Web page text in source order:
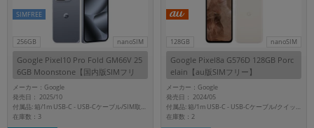
256GB nanoSIM
SIMFREE
Google Pixel10 Pro Fold GM66V 25
6GB Moonstone【国内版SIMフリ
ー】
メーカー：Google
発売日： 2025/10
付属品: 箱/1m USB-C - USB-Cケーブル/SIM取り出しツール/マニュアル
在庫数：3
128GB nanoSIM
Google Pixel8a G576D 128GB Porc
elain【au版SIMフリー】
メーカー：Google
発売日： 2024/05
付属品: 箱/1m USB-C - USB-Cケーブル/クイックスイッチアダプター/SIM取り出しツール/マニュアル
在庫数：2